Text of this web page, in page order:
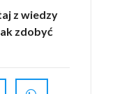
z wiedzy
zdobyć